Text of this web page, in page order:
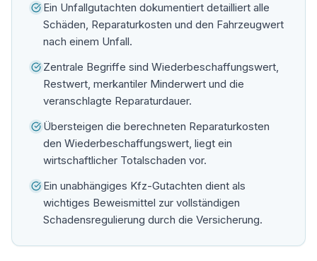
Ein Unfallgutachten dokumentiert detailliert alle
Schäden, Reparaturkosten und den Fahrzeugwert
nach einem Unfall.
Zentrale Begriffe sind Wiederbeschaffungswert,
Restwert, merkantiler Minderwert und die
veranschlagte Reparaturdauer.
Übersteigen die berechneten Reparaturkosten
den Wiederbeschaffungswert, liegt ein
wirtschaftlicher Totalschaden vor.
Ein unabhängiges Kfz-Gutachten dient als
wichtiges Beweismittel zur vollständigen
Schadensregulierung durch die Versicherung.